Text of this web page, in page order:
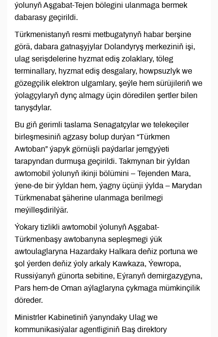
ýolunyň Aşgabat-Tejen bölegini ulanmaga bermek
dabarasy geçirildi.
Türkmenistanyň resmi metbugatynyň habar berşine
görä, dabara gatnaşyjylar Dolandyryş merkeziniň işi,
ulag serişdelerine hyzmat ediş zolaklary, töleg
terminallary, hyzmat ediş desgalary, howpsuzlyk we
gözegçilik elektron ulgamlary, şeýle hem sürüjileriň we
ýolagçylaryň dynç almagy üçin döredilen şertler bilen
tanyşdylar.
Bu giň gerimli taslama Senagatçylar we telekeçiler
birleşmesiniň agzasy bolup durýan “Türkmen
Awtoban” ýapyk görnüşli paýdarlar jemgyýeti
tarapyndan durmuşa geçirildi. Takmynan bir ýyldan
awtomobil ýolunyň ikinji bölümini – Tejenden Mara,
ýene-de bir ýyldan hem, ýagny üçünji ýylda – Marydan
Türkmenabat şäherine ulanmaga berilmegi
meýilleşdirilýär.
Ýokary tizlikli awtomobil ýolunyň Aşgabat-
Türkmenbaşy awtobanyna sepleşmegi ýük
awtoulaglaryna Hazardaky Halkara deňiz portuna we
şol ýerden deňiz ýoly arkaly Kawkaza, Ýewropa,
Russiýanyň günorta sebitine, Eýranyň demirgazygyna,
Pars hem-de Oman aýlaglaryna çykmaga mümkinçilik
döreder.
Ministrler Kabinetiniň ýanyndaky Ulag we
kommunikasiýalar agentliginiň Baş direktory